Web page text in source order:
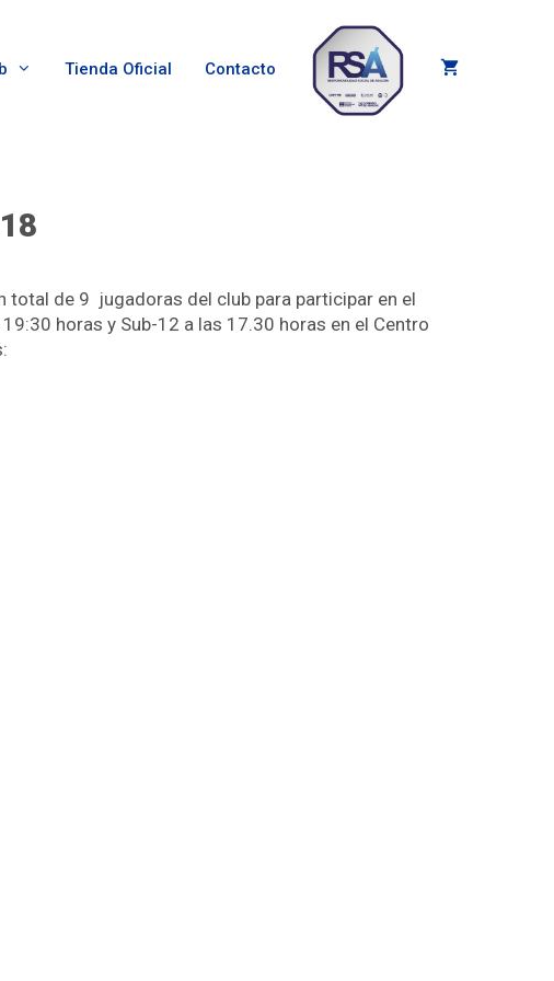
Tienda Oficial Contacto
total de 9 jugadoras del club para participar en el
horas y Sub-12 a las 17.30 horas en el Centro